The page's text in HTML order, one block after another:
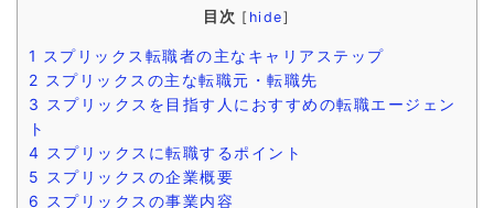
目次 [ hide]
1 スプリックス転職者の主なキャリアステップ
2 スプリックスの主な転職元・転職先
3 スプリックスを目指す人におすすめの転職エージェン
ト
4 スプリックスに転職するポイント
5 スプリックスの企業概要
6 スプリックスの事業内容